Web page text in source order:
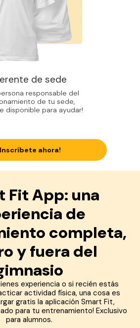
de sede
responsable del
de tu sede,
disponible para ayudar!
ahora!
Fit App: una
de
completa,
y fuera del
experiencia o si recién estás
actividad física, una cosa es
gratis la aplicación Smart Fit,
para tu entrenamiento! Exclusivo
para alumnos.